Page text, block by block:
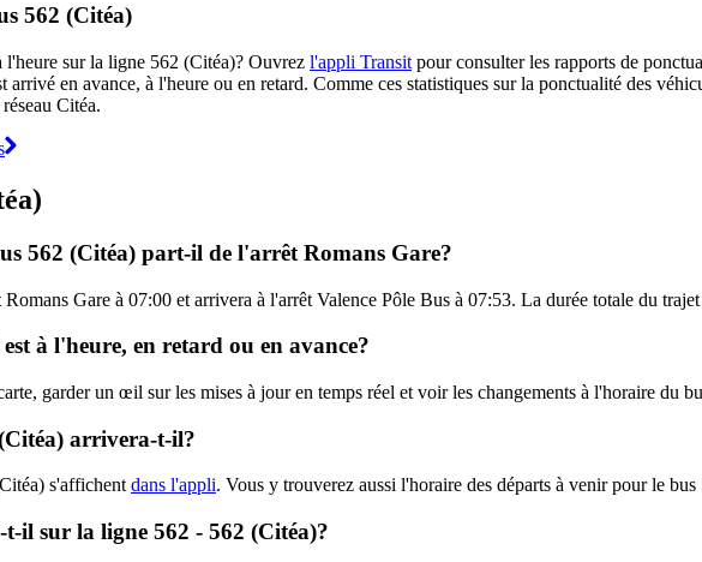
562 (Citéa)
l'heure sur la ligne 562 (Citéa)? Ouvrez l'appli Transit pour consulter les rapports de
en avance, à l'heure ou en retard. Comme ces statistiques sur la ponctualité des
Citéa.
562 (Citéa) part-il de l'arrêt Romans Gare?
Gare à 07:00 et arrivera à l'arrêt Valence Pôle Bus à 07:53. La durée totale du
à l'heure, en retard ou en avance?
garder un œil sur les mises à jour en temps réel et voir les changements à l'horaire du
arrivera-t-il?
s'affichent dans l'appli. Vous y trouverez aussi l'horaire des départs à venir pour le bus
il sur la ligne 562 - 562 (Citéa)?